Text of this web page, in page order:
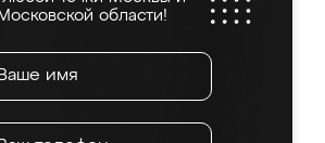
Московской области!